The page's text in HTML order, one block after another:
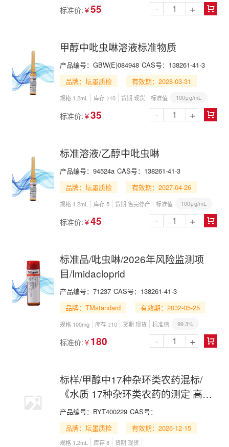
标准价: ￥55 
- +
甲醇中吡虫啉溶液标准物质
产品编号： GBW(E)084948 CAS号： 138261-41-3
品牌：坛墨质检
有效期：2028-03-31
规格 1.2mL 库存 ≥10 货期 现货 标准值 100μg/mL
标准价: ￥35 
- +
标准溶液/乙醇中吡虫啉
产品编号： 94524a CAS号： 138261-41-3
品牌：坛墨质检
有效期：2027-04-26
规格 1.2mL 库存 5 货期 售完停产 标准值 100μg/mL
标准价: ￥45 
- +
标准品/吡虫啉/2026年风险监测项
目/Imidacloprid
产品编号： 71237 CAS号： 138261-41-3
品牌：TMstandard
有效期：2032-05-25
规格 100mg 库存 ≥10 货期 现货 标准值 99.3%
标准价: ￥ 180 
- +
标样/甲醇中17种杂环类农药混标/
《水质 17种杂环类农药的测定 高效
液相色谱法》（HJ 1395—2024）
产品编号： BYT400229 CAS号：
品牌：坛墨质检
有效期：2026-12-15
规格 1.2mL 库存 8
货期 现货